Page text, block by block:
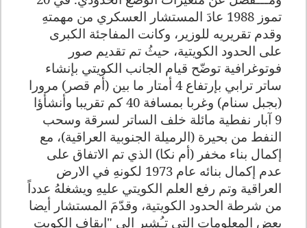
تموز 1988 عادَ المستشار العسكري من مهمتهِ
وقدم تقريريه للوزير، وكانت المفاجئة الكبرى
على الحدود الكويتية، حيثُ تم تقديم صور
فوتوغرافية توضّح قيام الجانب الكويتي بإنشاء
ساتر ترابي بإرتفاع 4 أمتار ما بين (أم قصر) مرورا
(بجبل سنام) وغربا بمسافة 40 كم تقريبا وأنشأؤا
9 آبار نفطية مائلة خلف الساتر لسرقة وسحب
النفط من بحيرة (الرميلة الجنوبية العراقية)، مع
إكمال بناء مخفر (أم نكا) الذي تم الاتفاق على
عدم إكمال بنائه عام 1973 لكونهِ في الارض
العراقية وتم رفع العلم الكويتي عليهِ ويشغلهُ عدداً
من شرطة الحدود الكويتية، وقدّمَ المستشار أيضا
بعض المعلومات التي تـُشير الى "إيقاف الكويت